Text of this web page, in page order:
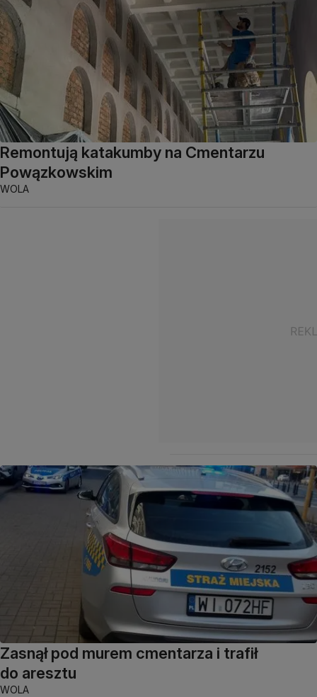
Remontują katakumby na Cmentarzu
Powązkowskim
WOLA
Zasnął pod murem cmentarza i trafił
do aresztu
WOLA